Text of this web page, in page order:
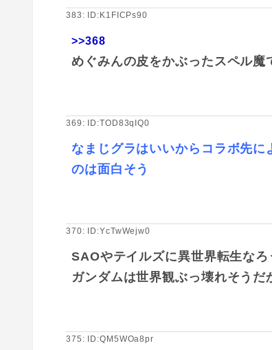
383: ID:K1FICPs90
>>368
めぐみんの皮をかぶったスペル魔
369: ID:TOD83qIQ0
なまじグラはいいからコラボ先
のは面白そう
370: ID:YcTwWejw0
SAOやテイルズに異世界転生な
ガンダムは世界観ぶっ壊れそうだ
375: ID:QM5WOa8pr